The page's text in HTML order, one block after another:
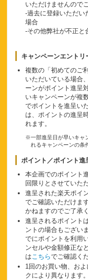
いただけませんので
-過去に登録いただい
場合
-その他弊社が不正と
キャンペーンエントリ
複数の「初めてのご
いただいている場合
ーンがポイント進呈
いキャンペーンが複
でポイントを進呈い
は、ポイントの進呈
れます。
※一部進呈日が早いキャ
れるキャンペーンの条
ポイント／ポイント進
本企画でのポイント
回限りとさせていた
進呈された楽天ポイン
でご確認いただけま
かねますのでご了承
進呈されるポイント
ントの場合もござい
でにポイントを利用
ンセルや金額修正な
はこちらでご確認く
1回のお買い物、お
クにより異なります